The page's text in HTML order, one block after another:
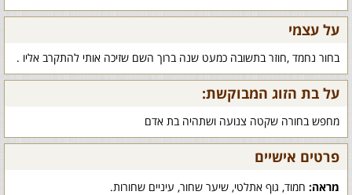
על עצמי
בחור נחמד ,חוזר בתשובה כמעט שנה ברוך השם שזיכה אותי להתקרב אליו .
על בת הזוג המבוקשת:
מחפש בחורה שקטה צנועה ושתהיה בת אדם
פרטים אישיים
מראה: חמוד, גוף אתלטי, שיער שחור, עיניים שחורות.